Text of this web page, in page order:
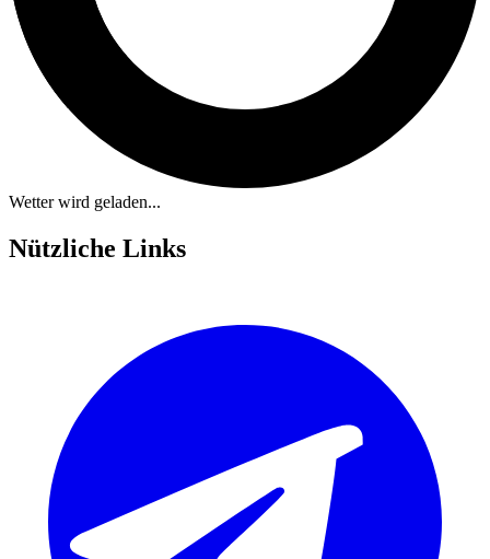
Wetter wird geladen...
Nützliche Links